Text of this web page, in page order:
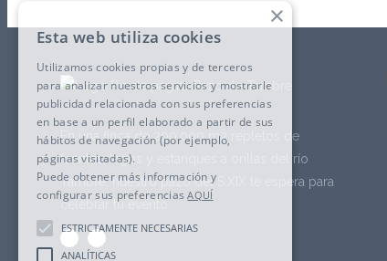
En una finca de 200.000 m2 repletos de
fuentes, lagos y estanques a orillas del río
Tambre, nuestro pazo del S.XIX te espera para
celebrar tu evento.
×
Esta web utiliza cookies
Utilizamos cookies propias y de terceros
para analizar nuestros servicios y mostrarle
publicidad relacionada con sus preferencias
en base a un perfil elaborado a partir de sus
hábitos de navegación (por ejemplo,
páginas visitadas).
Puede obtener más información y
configurar sus preferenciasAQUÍ
ESTRICTAMENTE NECESARIAS
ANALÍTICAS